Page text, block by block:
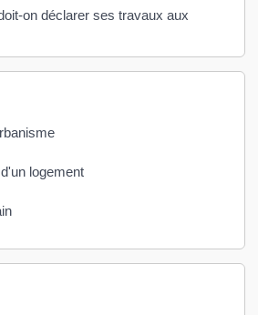
on déclarer ses travaux aux
logement